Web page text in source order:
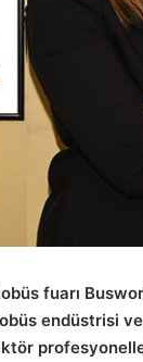
fuarı
endüstrisi